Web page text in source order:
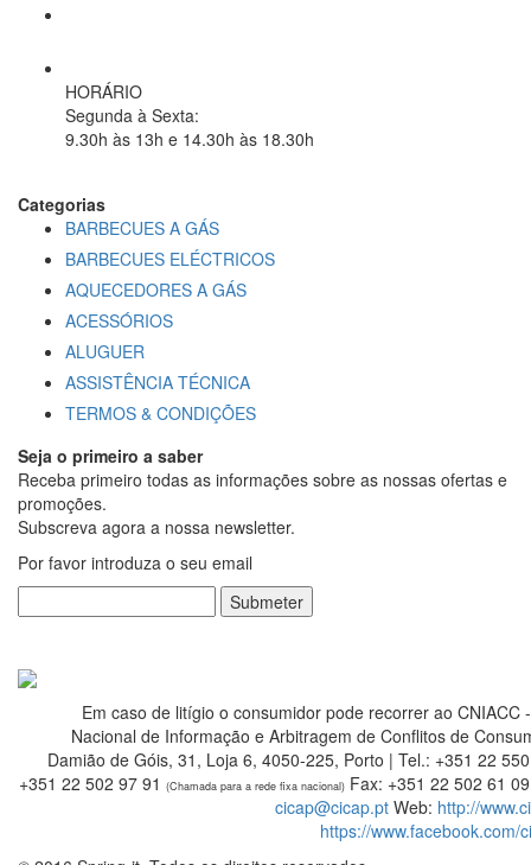
HORÁRIO
Segunda à Sexta:
9.30h às 13h e 14.30h às 18.30h
Categorias
BARBECUES A GÁS
BARBECUES ELÉCTRICOS
AQUECEDORES A GÁS
ACESSÓRIOS
ALUGUER
ASSISTÊNCIA TÉCNICA
TERMOS & CONDIÇÕES
Seja o primeiro a saber
Receba primeiro todas as informações sobre as nossas ofertas e
promoções.
Subscreva agora a nossa newsletter.
Por favor introduza o seu email
Submeter
Em caso de litígio o consumidor pode recorrer ao CNIACC
Nacional de Informação e Arbitragem de Conflitos de
Damião de Góis, 31, Loja 6, 4050-225, Porto | Tel.: +351 22
+351 22 502 97 91 (Chamada para a rede fixa nacional) Fax: +351 22 502 61
cicap@cicap.pt Web: http://
https://www.facebook.com/